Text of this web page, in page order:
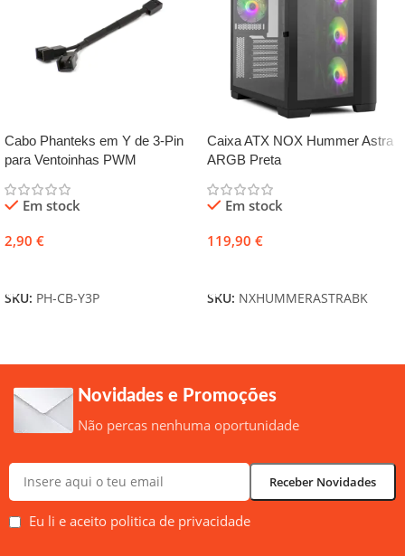
Cabo Phanteks em Y de 3-Pin
para Ventoinhas PWM
Em stock
2,90 €
SKU: PH-CB-Y3P
Caixa ATX NOX Hummer Astra
ARGB Preta
Em stock
119,90 €
SKU: NXHUMMERASTRABK
Novidades e Promoções
Não percas nenhuma oportunidade
Eu li e aceito politica de privacidade